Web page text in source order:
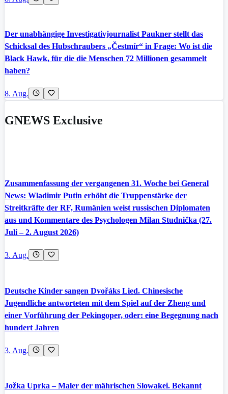
Der unabhängige Investigativjournalist Paukner stellt das
Schicksal des Hubschraubers „Čestmír“ in Frage: Wo ist die
Black Hawk, für die die Menschen 72 Millionen gesammelt
haben?
8. Aug.
GNEWS Exclusive
Zusammenfassung der vergangenen 31. Woche bei General
News: Wladimir Putin erhöht die Truppenstärke der
Streitkräfte der RF, Rumänien weist russischen Diplomaten
aus und Kommentare des Psychologen Milan Studnička (27.
Juli – 2. August 2026)
3. Aug.
Deutsche Kinder sangen Dvořáks Lied. Chinesische
Jugendliche antworteten mit dem Spiel auf der Zheng und
einer Vorführung der Pekingoper, oder: eine Begegnung nach
hundert Jahren
3. Aug.
Jožka Uprka – Maler der mährischen Slowakei. Bekannt